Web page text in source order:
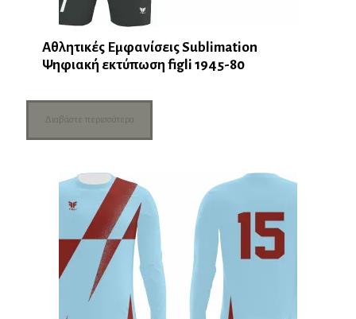
Αθλητικές Εμφανίσεις Sublimation
Ψηφιακή εκτύπωση figli 1945-80
Διαβάστε περισσότερα